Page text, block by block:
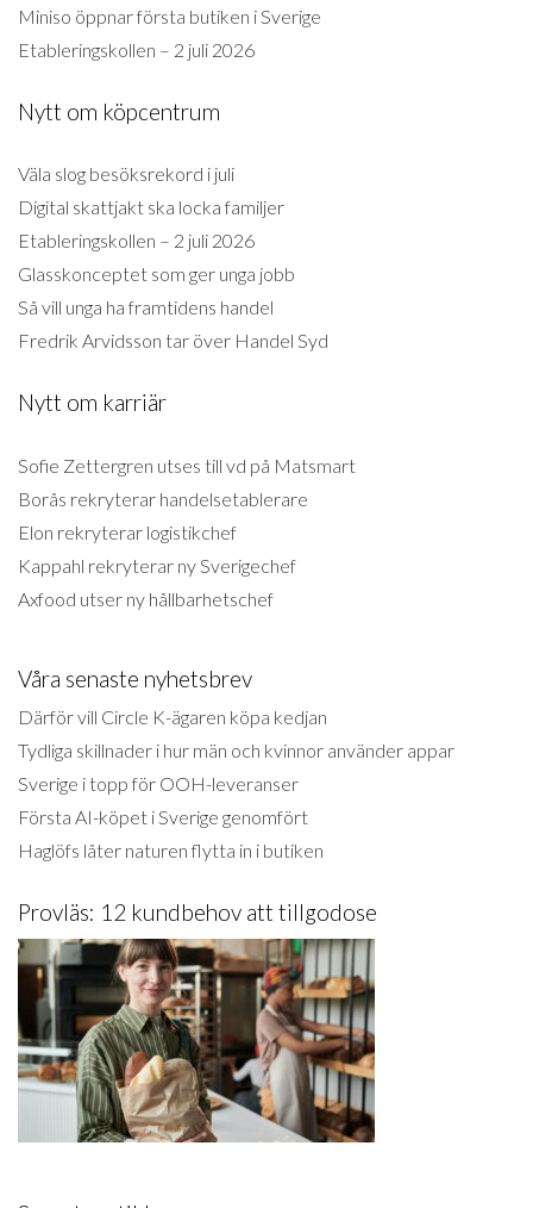
Miniso öppnar första butiken i Sverige
Etableringskollen – 2 juli 2026
Nytt om köpcentrum
Väla slog besöksrekord i juli
Digital skattjakt ska locka familjer
Etableringskollen – 2 juli 2026
Glasskonceptet som ger unga jobb
Så vill unga ha framtidens handel
Fredrik Arvidsson tar över Handel Syd
Nytt om karriär
Sofie Zettergren utses till vd på Matsmart
Borås rekryterar handelsetablerare
Elon rekryterar logistikchef
Kappahl rekryterar ny Sverigechef
Axfood utser ny hållbarhetschef
Våra senaste nyhetsbrev
Därför vill Circle K-ägaren köpa kedjan
Tydliga skillnader i hur män och kvinnor använder appar
Sverige i topp för OOH-leveranser
Första AI-köpet i Sverige genomfört
Haglöfs låter naturen flytta in i butiken
Provläs: 12 kundbehov att tillgodose